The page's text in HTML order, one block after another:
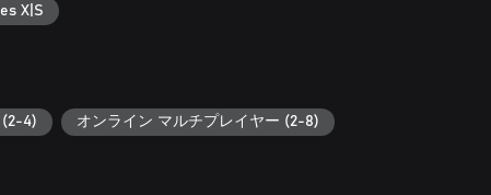
X|S
(2-4) オンライン マルチプレイヤー (2-8)